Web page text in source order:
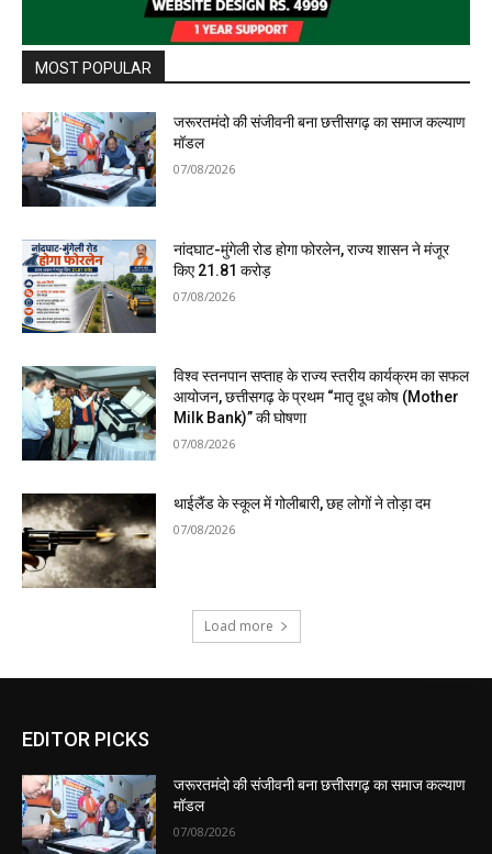
MOST POPULAR
जरूरतमंदो की संजीवनी बना छत्तीसगढ़ का समाज कल्याण
मॉडल
07/08/2026
नांदघाट-मुंगेली रोड होगा फोरलेन, राज्य शासन ने मंजूर
किए 21.81 करोड़
07/08/2026
विश्व स्तनपान सप्ताह के राज्य स्तरीय कार्यक्रम का सफल
आयोजन, छत्तीसगढ़ के प्रथम “मातृ दूध कोष (Mother
Milk Bank)” की घोषणा
07/08/2026
थाईलैंड के स्कूल में गोलीबारी, छह लोगों ने तोड़ा दम
07/08/2026
Load more
EDITOR PICKS
जरूरतमंदो की संजीवनी बना छत्तीसगढ़ का समाज कल्याण
मॉडल
07/08/2026